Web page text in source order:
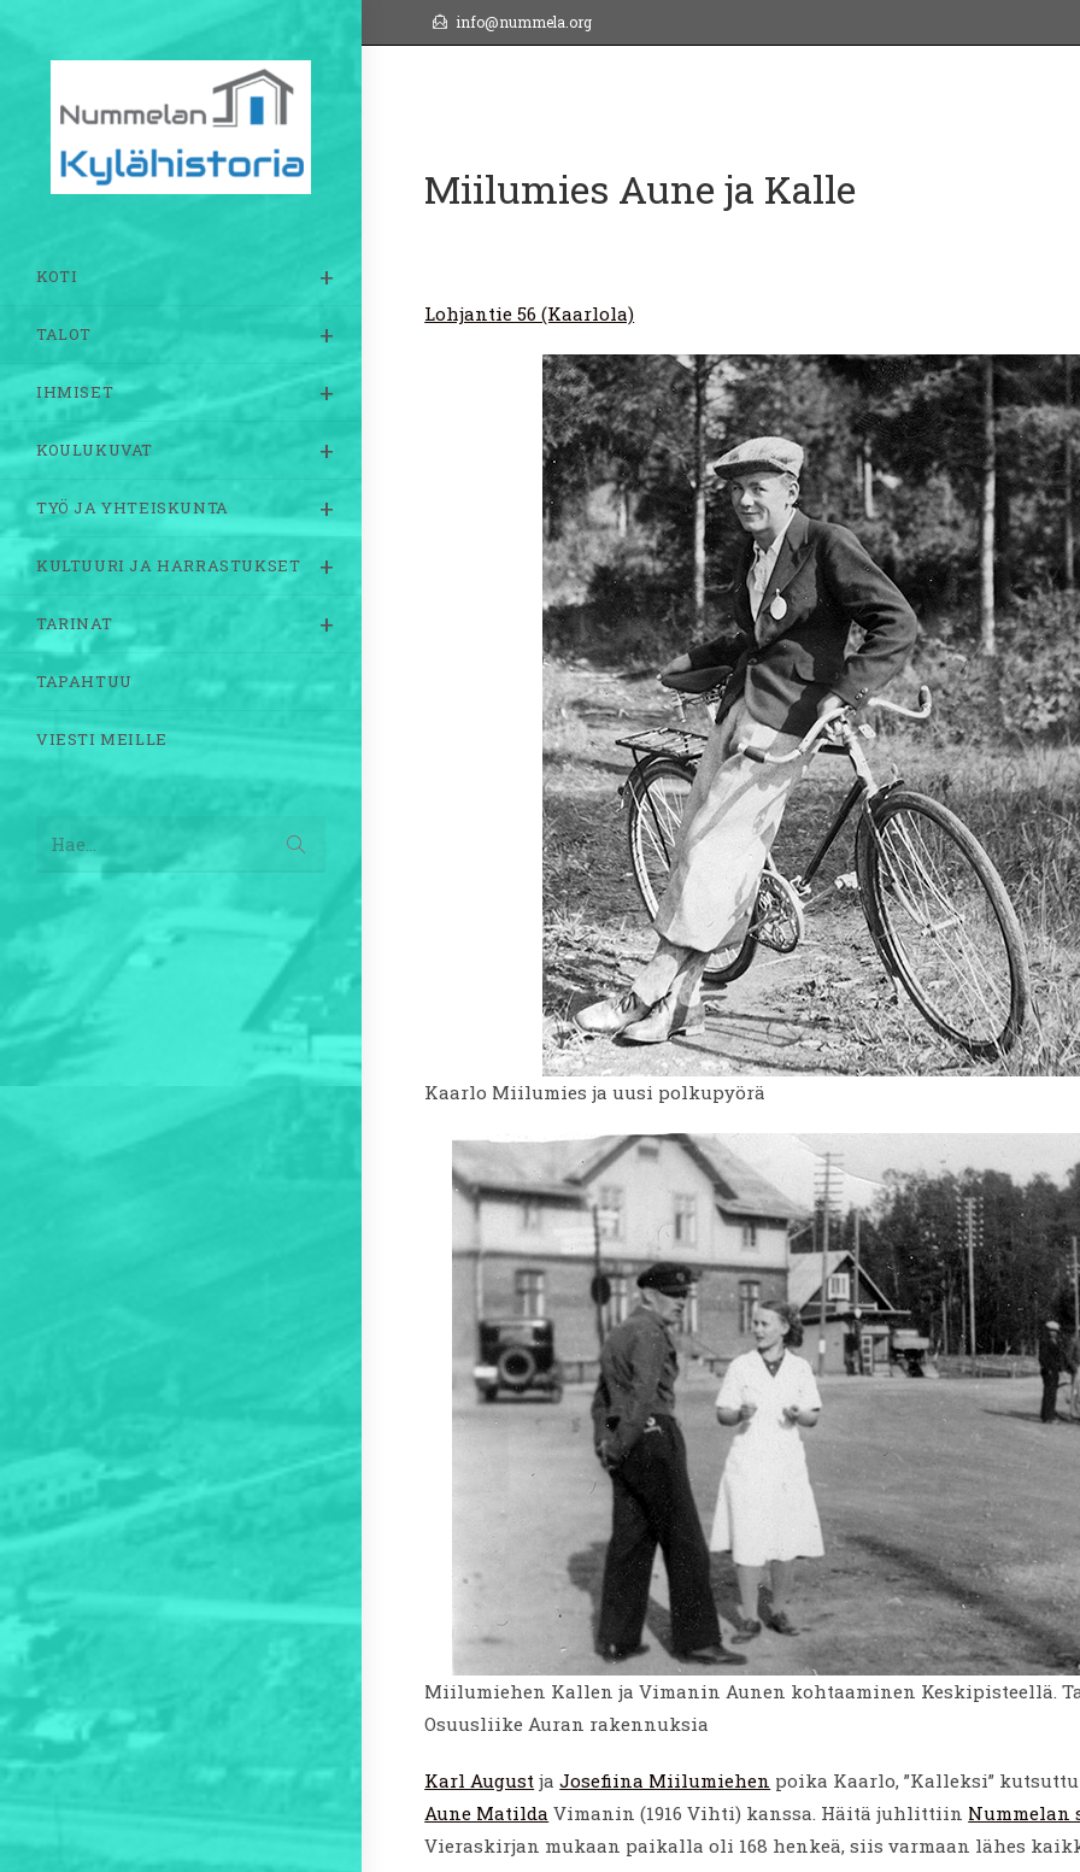
suoraan
info@nummela.org
KOTI
TALOT
IHMISET
KOULUKUVAT
TYÖ JA YHTEISKUNTA
KULTUURI JA HARRASTUKSET
TARINAT
TAPAHTUU
VIESTI MEILLE
Hae...
haku
Miilumies Aune ja Kalle
Lohjantie 56 (Kaarlola)
Kaarlo Miilumies ja uusi polkupyörä
Miilumiehen Kallen ja Vimanin Aunen kohtaaminen Keskipisteellä.
Osuusliike Auran rakennuksia
Karl August jaJosefiina Miilumiehen poika Kaarlo, ”Kalleksi”
Aune Matilda Vimanin (1916 Vihti) kanssa. Häitä juhlittiin Nummelan
Vieraskirjan mukaan paikalla oli 168 henkeä, siis varmaan lähes